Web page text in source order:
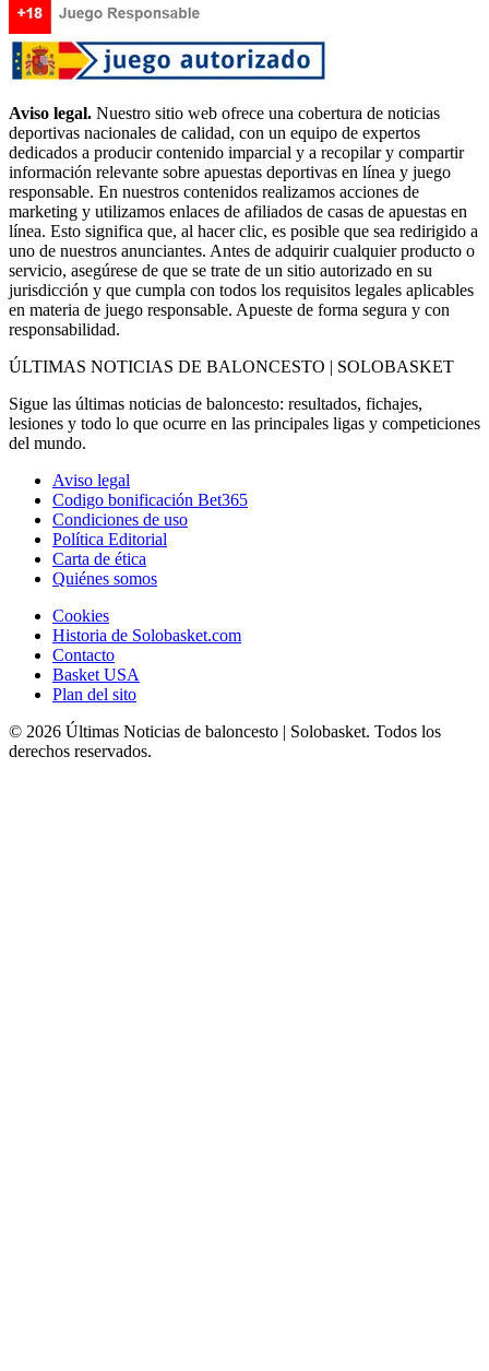
Aviso legal. Nuestro sitio web ofrece una cobertura de noticias
deportivas nacionales de calidad, con un equipo de expertos
dedicados a producir contenido imparcial y a recopilar y compartir
información relevante sobre apuestas deportivas en línea y juego
responsable. En nuestros contenidos realizamos acciones de
marketing y utilizamos enlaces de afiliados de casas de apuestas en
línea. Esto significa que, al hacer clic, es posible que sea redirigido a
uno de nuestros anunciantes. Antes de adquirir cualquier producto o
servicio, asegúrese de que se trate de un sitio autorizado en su
jurisdicción y que cumpla con todos los requisitos legales aplicables
en materia de juego responsable. Apueste de forma segura y con
responsabilidad.
ÚLTIMAS NOTICIAS DE BALONCESTO | SOLOBASKET
Sigue las últimas noticias de baloncesto: resultados, fichajes,
lesiones y todo lo que ocurre en las principales ligas y competiciones
del mundo.
Aviso legal
Codigo bonificación Bet365
Condiciones de uso
Política Editorial
Carta de ética
Quiénes somos
Cookies
Historia de Solobasket.com
Contacto
Basket USA
Plan del sito
© 2026 Últimas Noticias de baloncesto | Solobasket. Todos los
derechos reservados.